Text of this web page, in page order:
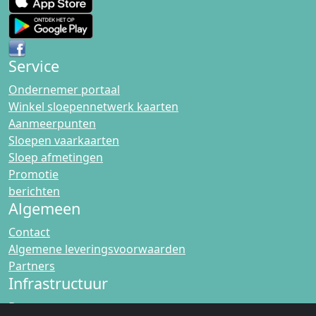
Service
Ondernemer portaal
Winkel sloepennetwerk kaarten
Aanmeerpunten
Sloepen vaarkaarten
Sloep afmetingen
Promotie
berichten
Algemeen
Contact
Algemene leveringsvoorwaarden
Partners
Infrastructuur
Bruggen